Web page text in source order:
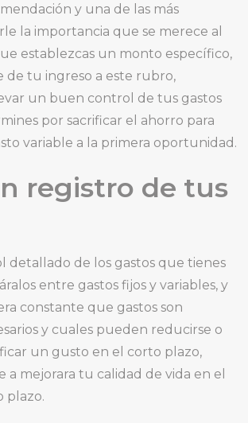
y una de las más
la importancia que se merece al
establezcas un monto específico,
de tu ingreso a este rubro,
un buen control de tus gastos
por sacrificar el ahorro para
variable a la primera oportunidad.
registro de tus
detallado de los gastos que tienes
entre gastos fijos y variables, y
constante que gastos son
y cuales pueden reducirse o
un gusto en el corto plazo,
mejorara tu calidad de vida en el
plazo.